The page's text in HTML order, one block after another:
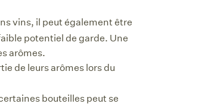
vins, il peut également être
potentiel de garde. Une
arômes.
de leurs arômes lors du
bouteilles peut se